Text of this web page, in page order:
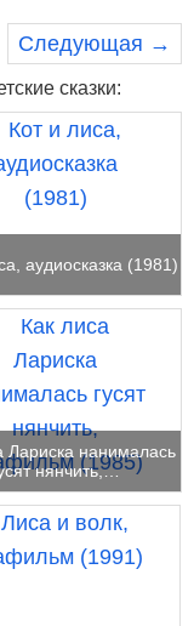
Следующая →
сказки:
аудиосказка (1981)
Лариска нанималась
нянчить,…